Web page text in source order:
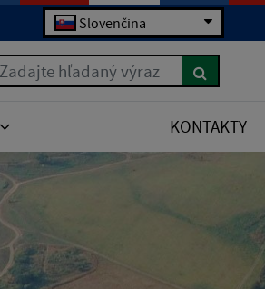
Slovenčina
hľadaný výraz
KONTAKTY